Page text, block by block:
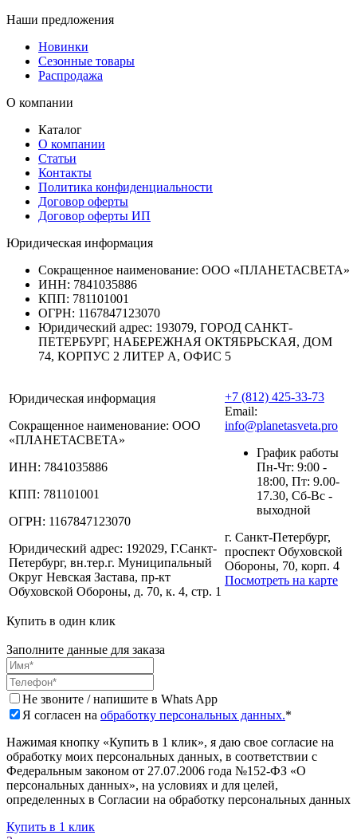
Наши предложения
Новинки
Сезонные товары
Распродажа
О компании
Каталог
О компании
Статьи
Контакты
Политика конфиденциальности
Договор оферты
Договор оферты ИП
Юридическая информация
Сокращенное наименование: ООО «ПЛАНЕТАСВЕТА»
ИНН: 7841035886
КПП: 781101001
ОГРН: 1167847123070
Юридический адрес: 193079, ГОРОД САНКТ-
ПЕТЕРБУРГ, НАБЕРЕЖНАЯ ОКТЯБРЬСКАЯ, ДОМ
74, КОРПУС 2 ЛИТЕР А, ОФИС 5
Юридическая информация
Сокращенное наименование: ООО
«ПЛАНЕТАСВЕТА»
ИНН: 7841035886
КПП: 781101001
ОГРН: 1167847123070
Юридический адрес: 192029, Г.Санкт-
Петербург, вн.тер.г. Муниципальный
Округ Невская Застава, пр-кт
Обуховской Обороны, д. 70, к. 4, стр. 1
+7 (812) 425-33-73
Email:
info@planetasveta.pro
График работы
Пн-Чт: 9:00 -
18:00, Пт: 9.00-
17.30, Сб-Вс -
выходной
г. Санкт-Петербург,
проспект Обуховской
Обороны, 70, корп. 4
Посмотреть на карте
Купить в один клик
Заполните данные для заказа
Не звоните / напишите в Whats App
Я согласен на обработку персональных данных.*
Нажимая кнопку «Купить в 1 клик», я даю свое согласие на
обработку моих персональных данных, в соответствии с
Федеральным законом от 27.07.2006 года №152-ФЗ «О
персональных данных», на условиях и для целей,
определенных в Согласии на обработку персональных данных
Купить в 1 клик